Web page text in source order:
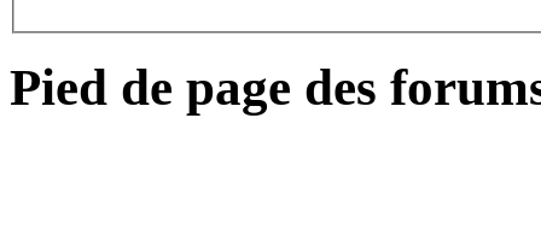
Pied de page des